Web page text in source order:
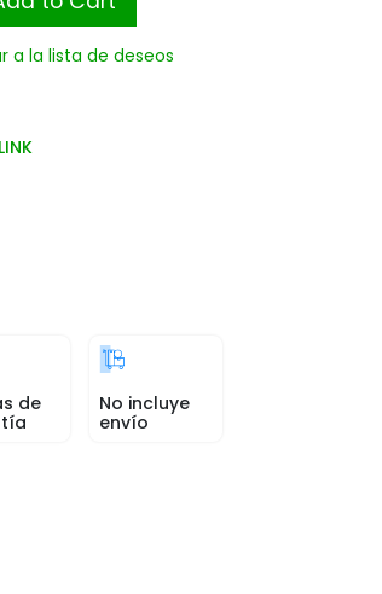
a la lista de deseos
de
No incluye
envío